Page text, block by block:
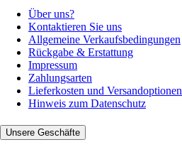
Über uns?
Kontaktieren Sie uns
Allgemeine Verkaufsbedingungen
Rückgabe & Erstattung
Impressum
Zahlungsarten
Lieferkosten und Versandoptionen
Hinweis zum Datenschutz
Unsere Geschäfte